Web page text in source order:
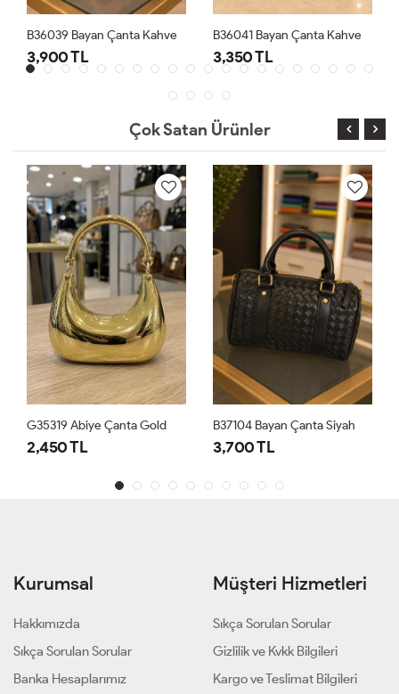
B36039 Bayan Çanta Kahve
3,900 TL
B36041 Bayan Çanta Kahve
3,350 TL
Çok Satan Ürünler
G35319 Abiye Çanta Gold
2,450 TL
B37104 Bayan Çanta Siyah
3,700 TL
Kurumsal
Hakkımızda
Sıkça Sorulan Sorular
Banka Hesaplarımız
Müşteri Hizmetleri
Sıkça Sorulan Sorular
Gizlilik ve Kvkk Bilgileri
Kargo ve Teslimat Bilgileri